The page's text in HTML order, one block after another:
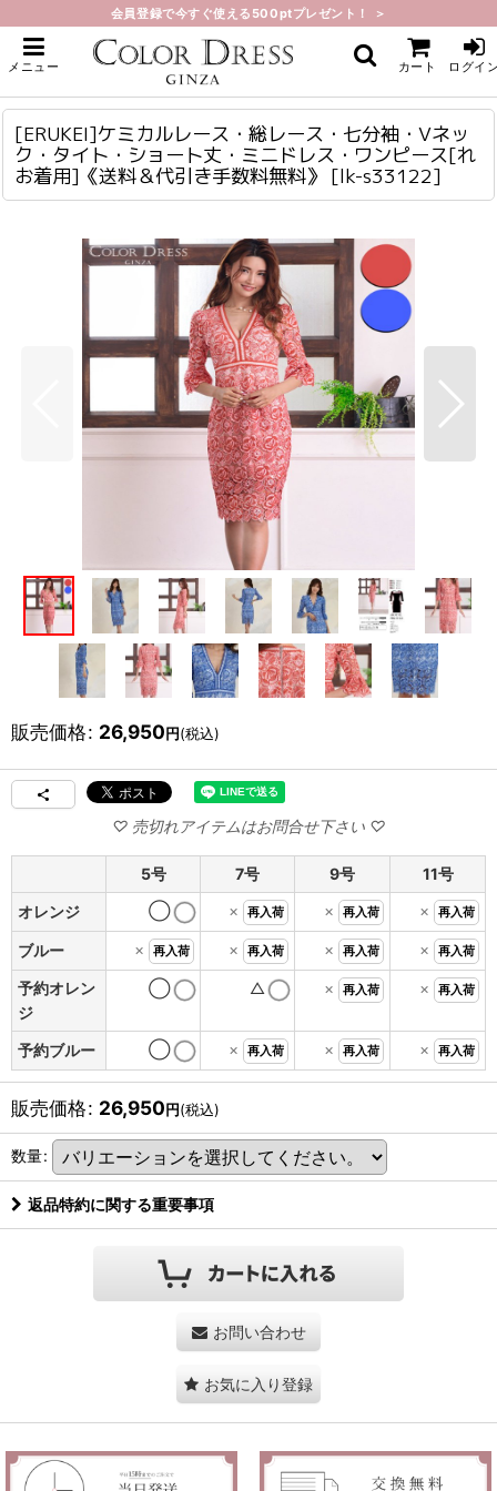
会員登録で今すぐ使える500ptプレゼント！ ＞
メニュー カート ログイ
ホーム > ミニ・ショート
[ERUKEI]ケミカルレース・総レース・七分袖・Vネック・タイト・ショート
丈・ミニドレス・ワンピース[れお着用]《送料＆代引き手数料無料》
[ERUKEI]ケミカルレース・総レース・七分袖・Vネッ
ク・タイト・ショート丈・ミニドレス・ワンピース[れ
お着用]《送料＆代引き手数料無料》 [lk-s33122]
販売価格: 26,950円(税込)
5号 7号 9号
11号
オレンジ
◯ × 再入荷 × 再入荷 × 再入荷
ブルー × 再入荷 × 再入荷 × 再入荷 × 再入荷
予約オレン
ジ
◯ △ × 再入荷 × 再入荷
予約ブルー ◯ × 再入荷 × 再入荷 × 再入荷
販売価格: 26,950円(税込)
数量:
返品特約に関する重要事項
お問い合わせ
お気に入り登録